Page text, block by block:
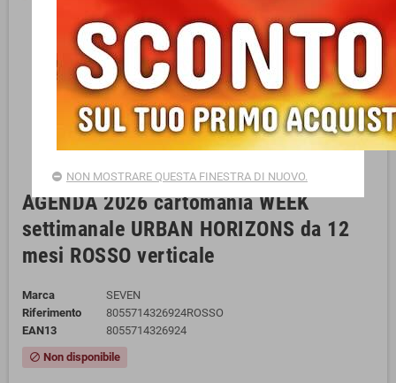
AGENDA 2026 cartomania WEEK
settimanale URBAN HORIZONS da 12
mesi ROSSO verticale
Marca
SEVEN
Riferimento
8055714326924ROSSO
EAN13
8055714326924
block Non disponibile
NON MOSTRARE QUESTA FINESTRA DI NUOVO.